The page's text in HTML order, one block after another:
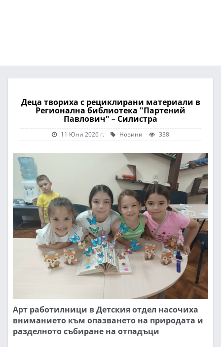
Деца твориха с рециклирани материали в
Регионална библиотека "Партений
Павлович" – Силистра
11 Юни 2026 г. Новини 338
Арт работилници в Детския отдел насочиха
вниманието към опазването на природата и
разделното събиране на отпадъци